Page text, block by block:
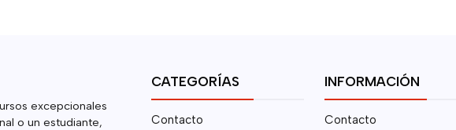
excepcionales
o un estudiante,
CATEGORÍAS
Contacto
INFORMACIÓN
Contacto